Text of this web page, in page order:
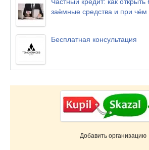
заёмные средства и при
Бесплатная консультация
Добавить организацию